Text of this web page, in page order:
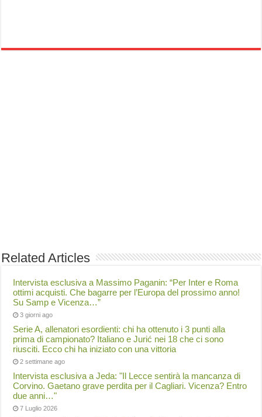
Related Articles
Intervista esclusiva a Massimo Paganin: “Per Inter e Roma
ottimi acquisti. Che bagarre per l’Europa del prossimo anno!
Su Samp e Vicenza…”
3 giorni ago
Serie A, allenatori esordienti: chi ha ottenuto i 3 punti alla
prima di campionato? Italiano e Jurić nei 18 che ci sono
riusciti. Ecco chi ha iniziato con una vittoria
2 settimane ago
Intervista esclusiva a Jeda: "Il Lecce sentirà la mancanza di
Corvino. Gaetano grave perdita per il Cagliari. Vicenza? Entro
due anni…"
7 Luglio 2026